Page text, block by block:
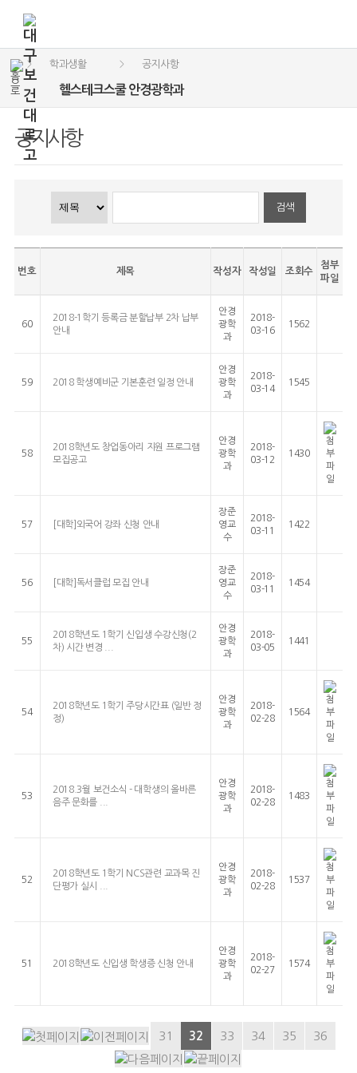
헬스테크스쿨 안경광학과
> 학과생활 > 공지사항
공지사항
검색
번호 제목 작성자 작성일 조회수
첨부
파일
60
2018-1학기 등록금 분할납부 2차 납부
안내
안경
광학
과
2018-
03-16
1562
59 2018 학생예비군 기본훈련 일정 안내
안경
광학
과
2018-
03-14
1545
58
2018학년도 창업동아리 지원 프로그램
모집공고
안경
광학
과
2018-
03-12
1430
57 [대학]외국어 강좌 신청 안내
장준
영교
수
2018-
03-11
1422
56 [대학]독서클럽 모집 안내
장준
영교
수
2018-
03-11
1454
55
2018학년도 1학기 신입생 수강신청(2
차) 시간 변경 ...
안경
광학
과
2018-
03-05
1441
54
2018학년도 1학기 주당시간표 (일반 정
정)
안경
광학
과
2018-
02-28
1564
53
2018.3월 보건소식 - 대학생의 올바른
음주 문화를 ...
안경
광학
과
2018-
02-28
1483
52
2018학년도 1학기 NCS관련 교과목 진
단평가 실시 ...
안경
광학
과
2018-
02-28
1537
51 2018학년도 신입생 학생증 신청 안내
안경
광학
과
2018-
02-27
1574
31 32 33 34 35 36